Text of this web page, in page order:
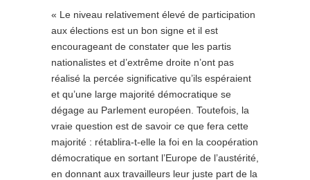
« Le niveau relativement élevé de participation
aux élections est un bon signe et il est
encourageant de constater que les partis
nationalistes et d’extrême droite n’ont pas
réalisé la percée significative qu’ils espéraient
et qu’une large majorité démocratique se
dégage au Parlement européen. Toutefois, la
vraie question est de savoir ce que fera cette
majorité : rétablira-t-elle la foi en la coopération
démocratique en sortant l’Europe de l’austérité,
en donnant aux travailleurs leur juste part de la